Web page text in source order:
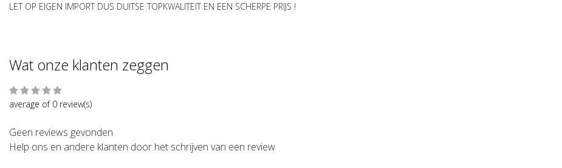
LET OP EIGEN IMPORT DUS DUITSE TOPKWALITEIT EN EEN SCHERPE PRIJS !
Wat onze klanten zeggen
average of 0 review(s)
Geen reviews gevonden
Help ons en andere klanten door het schrijven van een review